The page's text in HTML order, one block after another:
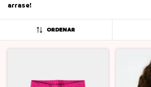
arrase!
ORDENAR